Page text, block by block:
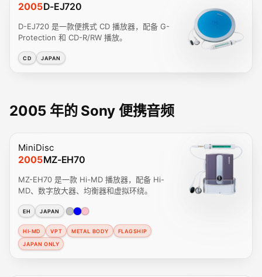
2005D-EJ720
D-EJ720 是一款便携式 CD 播放器，配备 G-
Protection 和 CD-R/RW 播放。
CD JAPAN
2005 年的 Sony 便携音频
MiniDisc
2005MZ-EH70
MZ-EH70 是一款 Hi-MD 播放器，配备 Hi-
MD、数字放大器、均衡器和虚拟环绕。
EH JAPAN
HI-MD VPT METAL BODY
FLAGSHIP
JAPAN ONLY